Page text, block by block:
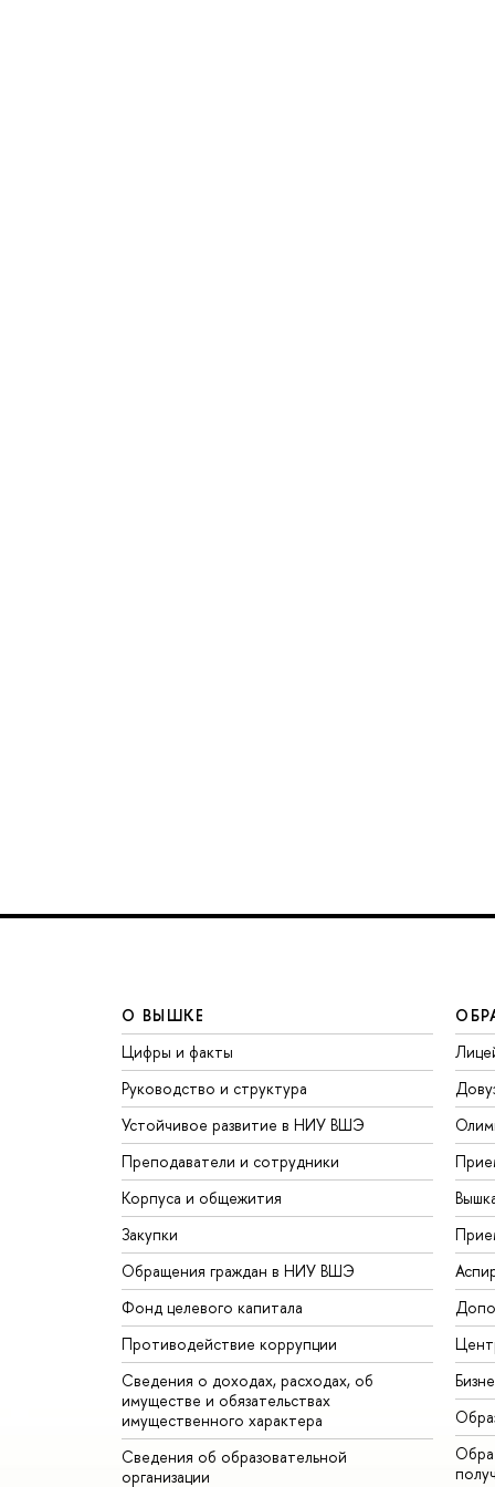
О ВЫШКЕ
Цифры и факты
Руководство и структура
Устойчивое развитие в НИУ ВШЭ
Преподаватели и сотрудники
Корпуса и общежития
Закупки
Обращения граждан в НИУ ВШЭ
Фонд целевого капитала
Противодействие коррупции
Сведения о доходах, расходах, об
имуществе и обязательствах
имущественного характера
Сведения об образовательной
организации